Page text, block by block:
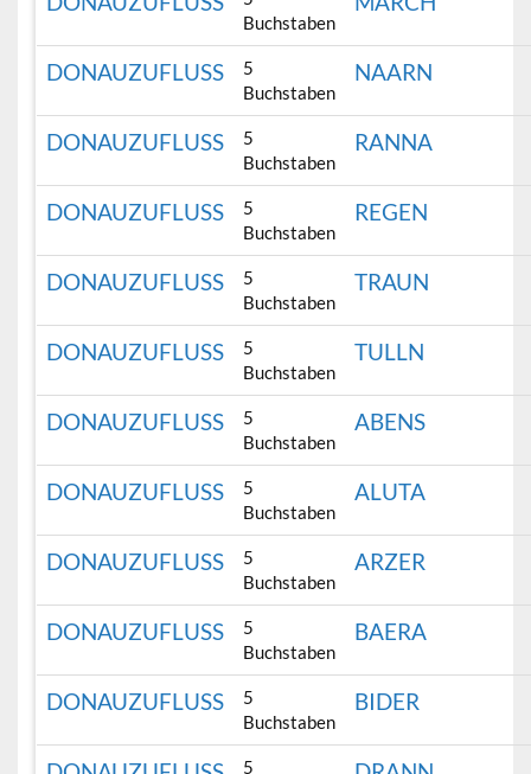
Buchstaben
DONAUZUFLUSS
5
Buchstaben
NAARN
DONAUZUFLUSS
5
Buchstaben
RANNA
DONAUZUFLUSS
5
Buchstaben
REGEN
DONAUZUFLUSS
5
Buchstaben
TRAUN
DONAUZUFLUSS
5
Buchstaben
TULLN
DONAUZUFLUSS
5
Buchstaben
ABENS
DONAUZUFLUSS
5
Buchstaben
ALUTA
DONAUZUFLUSS
5
Buchstaben
ARZER
DONAUZUFLUSS
5
Buchstaben
BAERA
DONAUZUFLUSS
5
Buchstaben
BIDER
5